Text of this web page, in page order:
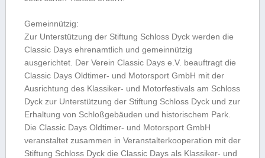
Gemeinnützig:
Zur Unterstützung der Stiftung Schloss Dyck werden die
Classic Days ehrenamtlich und gemeinnützig
ausgerichtet. Der Verein Classic Days e.V. beauftragt die
Classic Days Oldtimer- und Motorsport GmbH mit der
Ausrichtung des Klassiker- und Motorfestivals am Schloss
Dyck zur Unterstützung der Stiftung Schloss Dyck und zur
Erhaltung von Schloßgebäuden und historischem Park.
Die Classic Days Oldtimer- und Motorsport GmbH
veranstaltet zusammen in Veranstalterkooperation mit der
Stiftung Schloss Dyck die Classic Days als Klassiker- und